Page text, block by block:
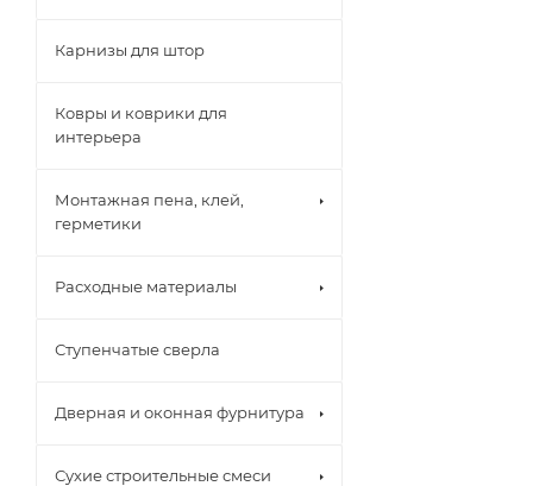
Карнизы для штор
Ковры и коврики для
интерьера
Монтажная пена, клей,
герметики
Расходные материалы
Ступенчатые сверла
Дверная и оконная фурнитура
Сухие строительные смеси